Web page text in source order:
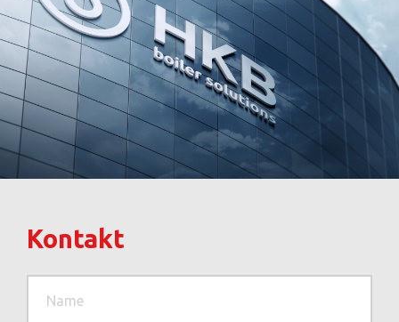
Kontakt